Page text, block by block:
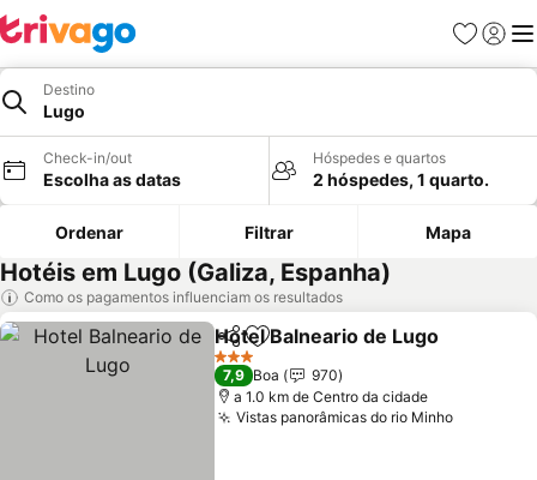
Favoritos
Iniciar
Destino
Lugo
Check-in/out
Escolha as datas
Hóspedes e quartos
2 hóspedes, 1 quarto.
Ordenar Filtrar Mapa
Hotéis em Lugo (Galiza, Espanha)
Como os pagamentos influenciam os resultados
PartilharAdicionar aos favoritos
Hotel Balneario de Lugo
3 Estrelas
7,9 Boa
970
a 1.0 km de Centro da cidade
Vistas panorâmicas do rio MinhoVer